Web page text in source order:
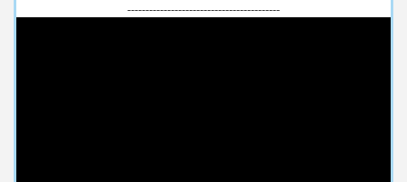
------------------------------------------